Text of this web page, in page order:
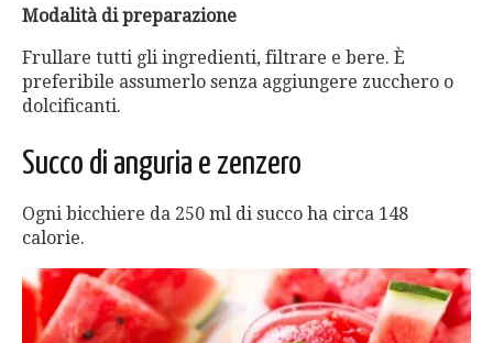
Modalità di preparazione
Frullare tutti gli ingredienti, filtrare e bere. È
preferibile assumerlo senza aggiungere zucchero o
dolcificanti.
Succo di anguria e zenzero
Ogni bicchiere da 250 ml di succo ha circa 148
calorie.